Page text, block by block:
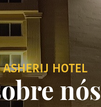
ASHERIJ HOTEL
nós